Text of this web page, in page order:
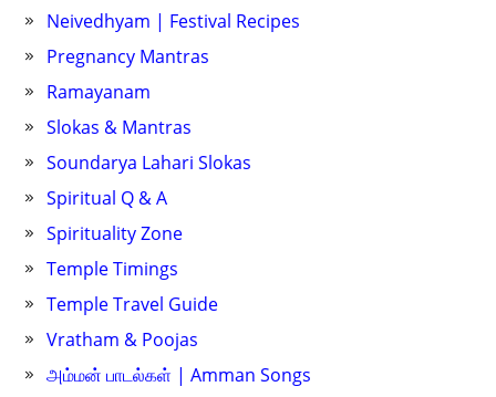
Neivedhyam | Festival Recipes
Pregnancy Mantras
Ramayanam
Slokas & Mantras
Soundarya Lahari Slokas
Spiritual Q & A
Spirituality Zone
Temple Timings
Temple Travel Guide
Vratham & Poojas
அம்மன் பாடல்கள் | Amman Songs